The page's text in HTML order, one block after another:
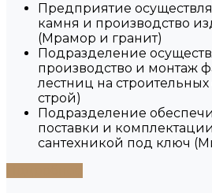
Предприятие
камня и производство
(Мрамор и гранит)
Подразделение
производство и монтаж
лестниц на
строй)
Подразделение
поставки и
сантехникой под ключ